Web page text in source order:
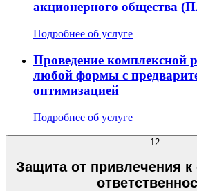
акционерного общества
Подробнее об услуге
Проведение комплексной
любой формы с
оптимизацией
Подробнее об услуге
12
Защита от привлечения к